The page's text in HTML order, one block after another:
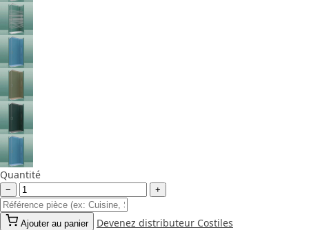
Quantité
− +
Ajouter au panier
Devenez distributeur Costiles